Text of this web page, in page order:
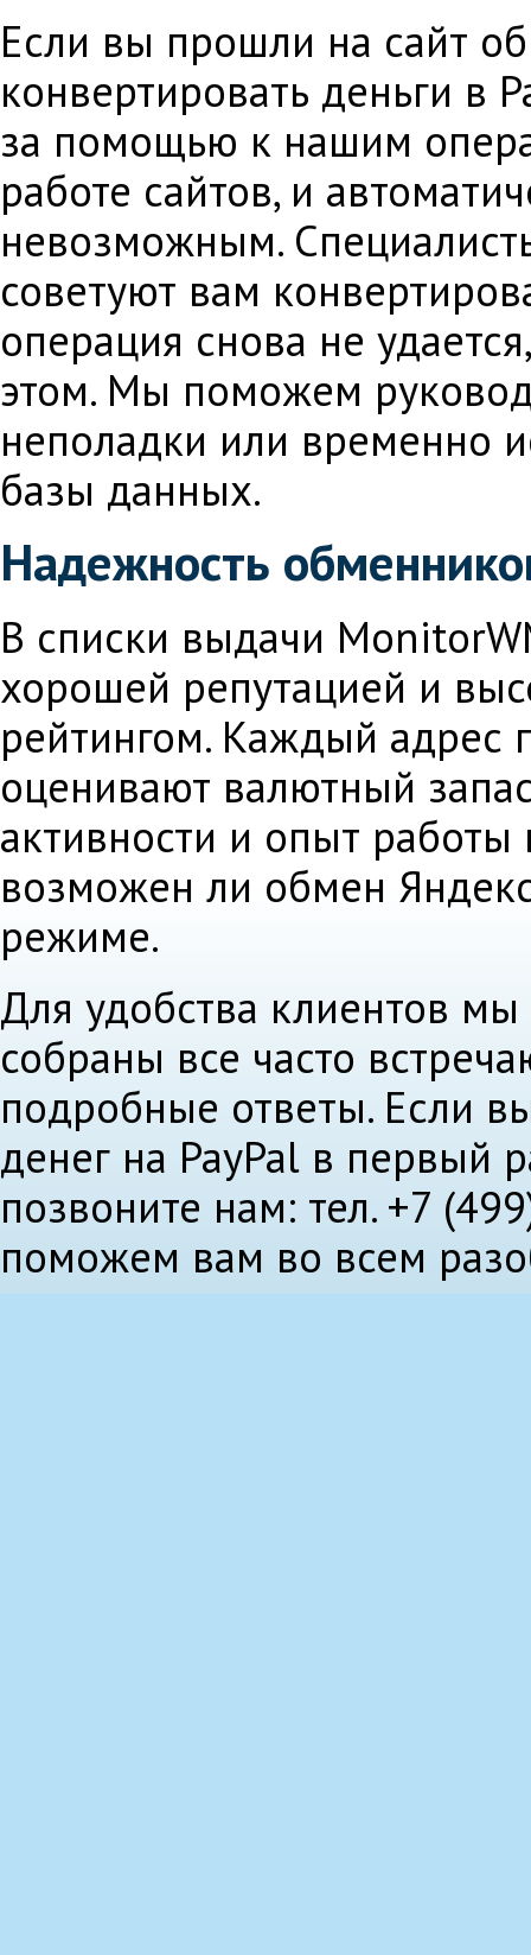
Если вы прошли на сайт
конвертировать деньги в
за помощью к нашим
работе сайтов, и
невозможным.
советуют вам
операция снова не
этом. Мы поможем
неполадки или временно
базы данных.
Надежность
В списки выдачи
хорошей репутацией и
рейтингом. Каждый
оценивают валютный
активности и опыт работы
возможен ли обмен
режиме.
Для удобства клиентов
собраны все часто
подробные ответы. Если
денег на PayPal в первый
позвоните нам: тел. +7
поможем вам во всем